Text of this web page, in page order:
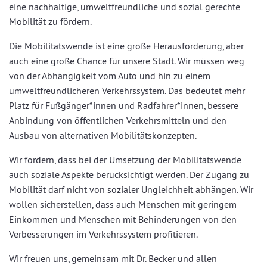
eine nachhaltige, umweltfreundliche und sozial gerechte
Mobilität zu fördern.
Die Mobilitätswende ist eine große Herausforderung, aber
auch eine große Chance für unsere Stadt. Wir müssen weg
von der Abhängigkeit vom Auto und hin zu einem
umweltfreundlicheren Verkehrssystem. Das bedeutet mehr
Platz für Fußgänger*innen und Radfahrer*innen, bessere
Anbindung von öffentlichen Verkehrsmitteln und den
Ausbau von alternativen Mobilitätskonzepten.
Wir fordern, dass bei der Umsetzung der Mobilitätswende
auch soziale Aspekte berücksichtigt werden. Der Zugang zu
Mobilität darf nicht von sozialer Ungleichheit abhängen. Wir
wollen sicherstellen, dass auch Menschen mit geringem
Einkommen und Menschen mit Behinderungen von den
Verbesserungen im Verkehrssystem profitieren.
Wir freuen uns, gemeinsam mit Dr. Becker und allen